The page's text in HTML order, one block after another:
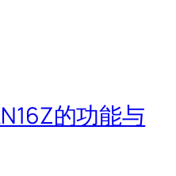
的功能与